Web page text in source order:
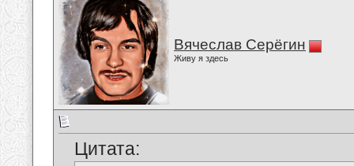
Вячеслав Серёгин
Живу я здесь
Цитата: